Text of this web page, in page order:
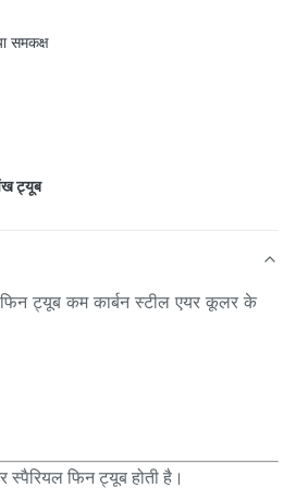
समकक्ष
ट्यूब
ट्यूब कम कार्बन स्टील एयर कूलर के
फिन ट्यूब होती है।